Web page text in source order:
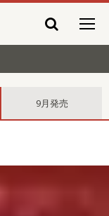
9月発売